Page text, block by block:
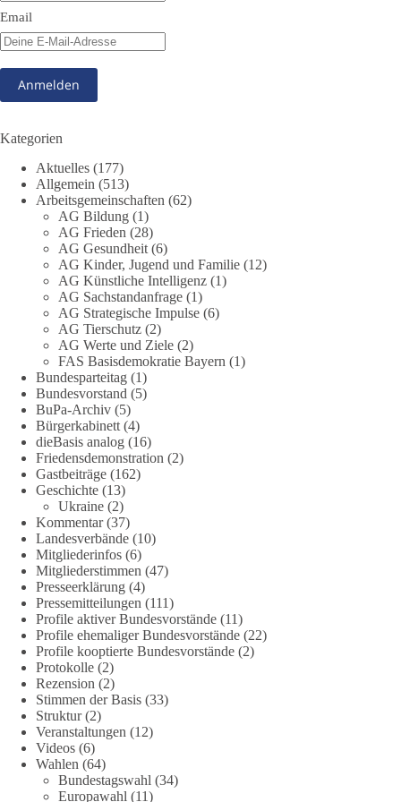
51 5 10
DieBasis
11 Stunden zuvor
Jetzt abstimmen: Welche Rolle soll Deutschland in Sachen
Verteidung übernehmen❓
Das Bundesministerium der Verteidigung schreibt im
Strategiepapier, dass die Bundeswehr zum Schutz des Landes
und der Verbündeten abschreckungs- und verteidigungsfähig
sein muss. Die strategische Ausrichtung sieht vor, dass
Deutschland in der NATO eine Führungsrolle übernimmt, zur
stärksten konventionellen Armee Europas werden soll und
über die Verteidigungsbereitschaft hinaus aufrüstet.
Wie siehst du das? Mach jetzt bei unserer Umfrage mit und sag
uns deine Meinung:
point_righthttps://diebasis-he.de/umfrage-des-monats-august-
2026/point_left
🟩🟩🟦🟦🟥🟥🟧🟧
Quelle:#section-6092974" target="_blank"
rel="noreferrer">https://www.bmvg.de/de/grundlagendokume
nte-strategische-ausrichtung#section
#dieBasis #Umfrage #Verteidigung #Bundeswehr
659 669 26
DieBasis
1 Tag zuvor
Email
Kategorien
Aktuelles (177)
Allgemein (513)
Arbeitsgemeinschaften (62)
AG Bildung (1)
AG Frieden (28)
AG Gesundheit (6)
AG Kinder, Jugend und Familie (12)
AG Künstliche Intelligenz (1)
AG Sachstandanfrage (1)
AG Strategische Impulse (6)
AG Tierschutz (2)
AG Werte und Ziele (2)
FAS Basisdemokratie Bayern (1)
Bundesparteitag (1)
Bundesvorstand (5)
BuPa-Archiv (5)
Bürgerkabinett (4)
dieBasis analog (16)
Friedensdemonstration (2)
Gastbeiträge (162)
Geschichte (13)
Ukraine (2)
Kommentar(37)
Landesverbände (10)
Mitgliederinfos (6)
Mitgliederstimmen (47)
Presseerklärung (4)
Pressemitteilungen (111)
Profile aktiver Bundesvorstände (11)
Profile ehemaliger Bundesvorstände (22)
Profile kooptierte Bundesvorstände (2)
Protokolle (2)
Rezension (2)
Stimmen der Basis (33)
Struktur(2)
Veranstaltungen (12)
Videos (6)
Wahlen (64)
Bundestagswahl (34)
Europawahl (11)